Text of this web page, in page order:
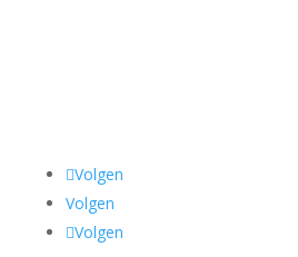
Volgen
Volgen
Volgen